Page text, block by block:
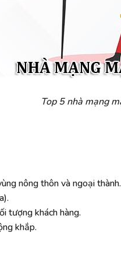
Top 5 nhà mạng
nông thôn và ngoại thành.
tượng khách hàng.
khắp.